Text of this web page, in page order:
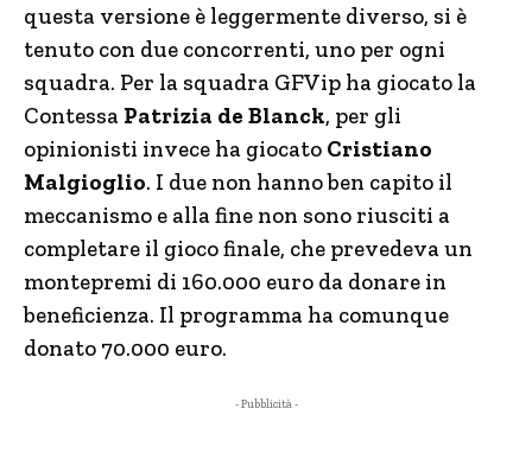
questa versione è leggermente diverso, si è
tenuto con due concorrenti, uno per ogni
squadra. Per la squadra GFVip ha giocato la
Contessa Patrizia de Blanck, per gli
opinionisti invece ha giocato Cristiano
Malgioglio. I due non hanno ben capito il
meccanismo e alla fine non sono riusciti a
completare il gioco finale, che prevedeva un
montepremi di 160.000 euro da donare in
beneficienza. Il programma ha comunque
donato 70.000 euro.
- Pubblicità -